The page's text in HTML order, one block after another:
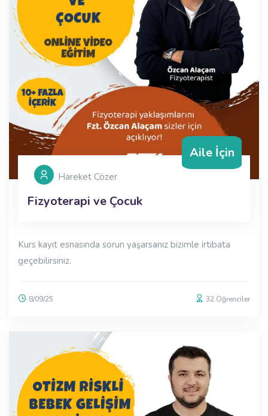
Hareket Cözer
Fizyoterapi ve Çocuk
Aile İçin
Kurs kayıt esnasında sorun yaşarsanız bizimle irtibata
geçebilirsiniz.
8/09/25 32 Öğrenciler